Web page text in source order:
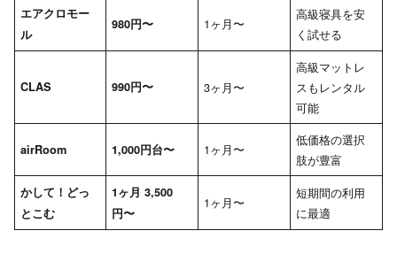
エアクロモー
ル
980円〜 1ヶ月〜
高級寝具を安
く試せる
CLAS 990円〜 3ヶ月〜
高級マットレ
スもレンタル
可能
airRoom 1,000円台〜 1ヶ月〜
低価格の選択
肢が豊富
かして！どっ
とこむ
1ヶ月 3,500
円〜
1ヶ月〜
短期間の利用
に最適